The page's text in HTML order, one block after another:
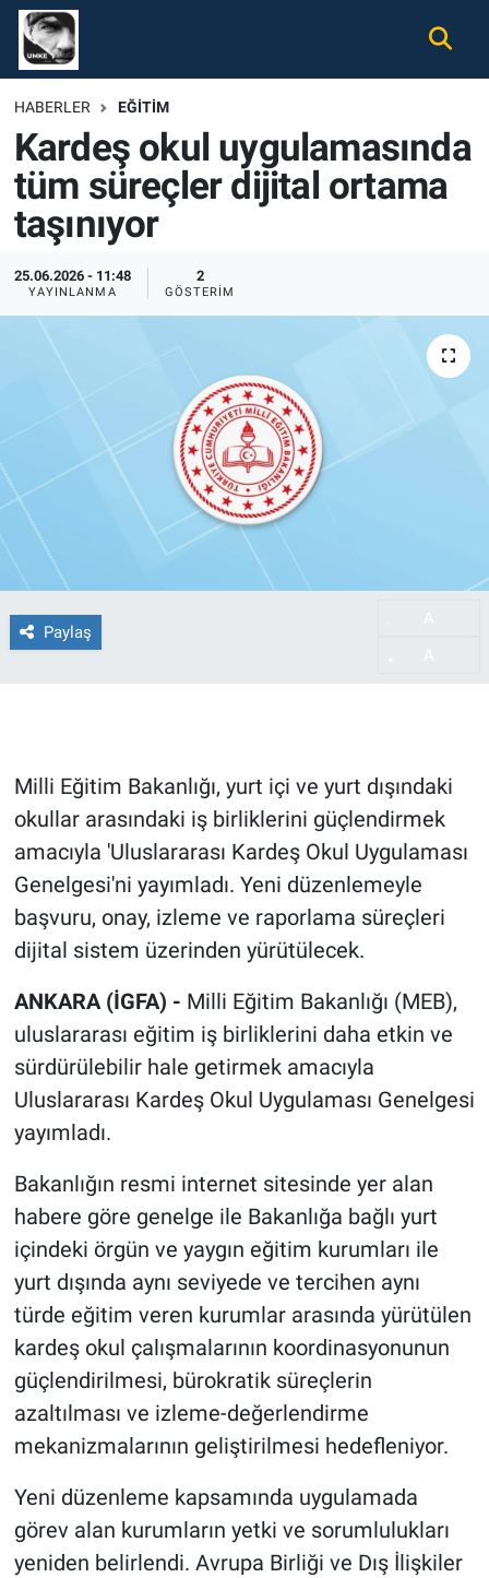
HABERLER EĞITIM
Kardeş okul uygulamasında
tüm süreçler dijital ortama
taşınıyor
25.06.2026 - 11:48
YAYINLANMA
2
GÖSTERIM
Paylaş
Milli Eğitim Bakanlığı, yurt içi ve yurt dışındaki
okullar arasındaki iş birliklerini güçlendirmek
amacıyla 'Uluslararası Kardeş Okul Uygulaması
Genelgesi'ni yayımladı. Yeni düzenlemeyle
başvuru, onay, izleme ve raporlama süreçleri
dijital sistem üzerinden yürütülecek.
ANKARA (İGFA) - Milli Eğitim Bakanlığı (MEB),
uluslararası eğitim iş birliklerini daha etkin ve
sürdürülebilir hale getirmek amacıyla
Uluslararası Kardeş Okul Uygulaması Genelgesi
yayımladı.
Bakanlığın resmi internet sitesinde yer alan
habere göre genelge ile Bakanlığa bağlı yurt
içindeki örgün ve yaygın eğitim kurumları ile
yurt dışında aynı seviyede ve tercihen aynı
türde eğitim veren kurumlar arasında yürütülen
kardeş okul çalışmalarının koordinasyonunun
güçlendirilmesi, bürokratik süreçlerin
azaltılması ve izleme-değerlendirme
mekanizmalarının geliştirilmesi hedefleniyor.
Yeni düzenleme kapsamında uygulamada
görev alan kurumların yetki ve sorumlulukları
yeniden belirlendi. Avrupa Birliği ve Dış İlişkiler
Gündem
Ekonomi
Spor
Magazin
Tüm Haberler
Künye
Nöbetçi Eczaneler
Hava Durumu
Namaz Vakitleri
Trafik Durumu
Süper Lig Puan Durumu ve Fikstür
Son Dakika Haberleri
Haber Arşivi